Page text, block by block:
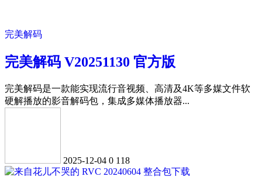
完美解码
完美解码 V20251130 官方版
完美解码是一款能实现流行音视频、高清及4K等多媒文件软
硬解播放的影音解码包，集成多媒体播放器...
2025-12-04 0 118